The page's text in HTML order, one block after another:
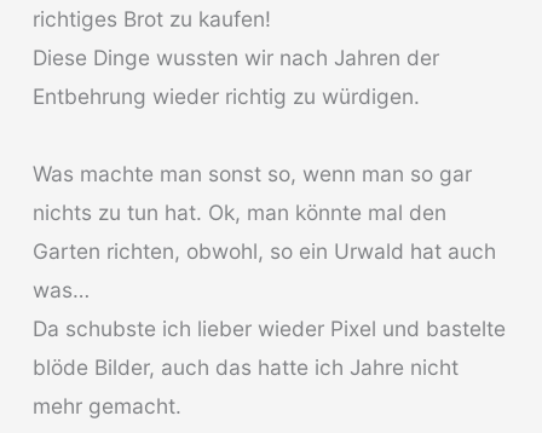
richtiges Brot zu kaufen!
Diese Dinge wussten wir nach Jahren der
Entbehrung wieder richtig zu würdigen.
Was machte man sonst so, wenn man so gar
nichts zu tun hat. Ok, man könnte mal den
Garten richten, obwohl, so ein Urwald hat auch
was…
Da schubste ich lieber wieder Pixel und bastelte
blöde Bilder, auch das hatte ich Jahre nicht
mehr gemacht.